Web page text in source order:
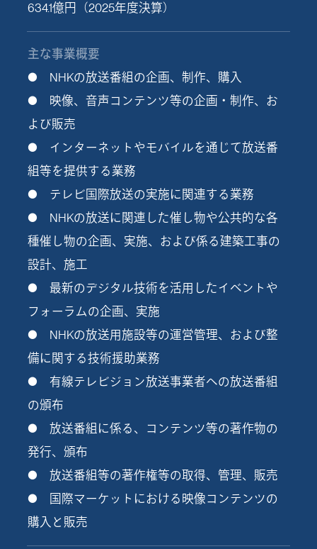
634.1億円（2025年度決算）
主な事業概要
● NHKの放送番組の企画、制作、購入
● 映像、音声コンテンツ等の企画・制作、お
よび販売
● インターネットやモバイルを通じて放送番
組等を提供する業務
● テレビ国際放送の実施に関連する業務
● NHKの放送に関連した催し物や公共的な各
種催し物の企画、実施、および係る建築工事の
設計、施工
● 最新のデジタル技術を活用したイベントや
フォーラムの企画、実施
● NHKの放送用施設等の運営管理、および整
備に関する技術援助業務
● 有線テレビジョン放送事業者への放送番組
の頒布
● 放送番組に係る、コンテンツ等の著作物の
発行、頒布
● 放送番組等の著作権等の取得、管理、販売
● 国際マーケットにおける映像コンテンツの
購入と販売